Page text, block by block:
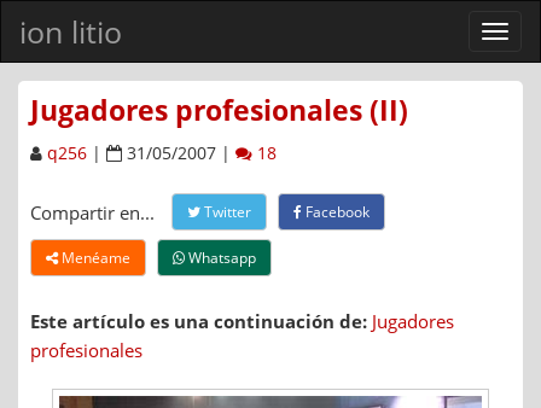
ion litio
Ver
menú
Jugadores profesionales (II)
q256 | 31/05/2007 | 18
Compartir en... Twitter Facebook
Menéame Whatsapp
Este artículo es una continuación de: Jugadores
profesionales